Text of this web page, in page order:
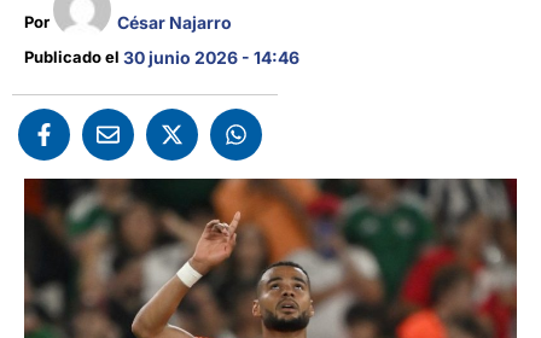
Por César Najarro
Publicado el 30 junio 2026 - 14:46